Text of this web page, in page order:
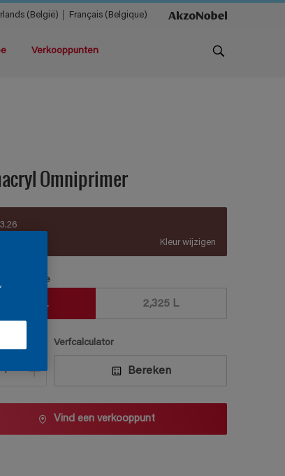
(België) Français (Belgique)
Verkooppunten
Omniprimer
Kleur wijzigen
930 ML 2,325 L
Verfcalculator
Bereken
Vind een verkooppunt